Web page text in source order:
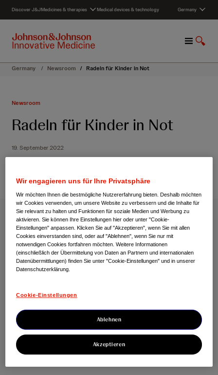
c
Discover J&JMedicines & therapies Medical devices & technology Germany
M
n
S
o
Germany / Newsroom / Radeln für Kinder in Not
Newsroom
Radeln für Kinder in Not
19. September 2022
Wir engagieren uns für Ihre Privatsphäre
Wir möchten Ihnen die bestmögliche Nutzererfahrung bieten. Deshalb möchten
wir Cookies verwenden, um unsere Website zu verbessern und die Inhalte für
Sie relevant zu halten und Funktionen für soziale Medien und Werbung zu
aktivieren. Sie können Ihre Einstellungen hier oder unter "Cookie-
Einstellungen" anpassen. Klicken Sie auf "Akzeptieren", wenn Sie mit allen
Cookies einverstanden sind, oder auf "Ablehnen", wenn Sie nur mit
notwendigen Cookies fortfahren möchten. Weitere Informationen
(einschließlich der Übermittelung von Daten an Partnern und internationalen
Datenübermittlungen) finden Sie unter "Cookie-Einstellungen" und in unserer
Datenschutzerklärung.
Cookie-Einstellungen
Ablehnen
Akzeptieren